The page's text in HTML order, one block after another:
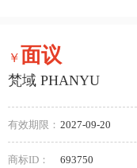
￥面议
梵域 PHANYU
有效期限： 2027-09-20
商标ID： 693750